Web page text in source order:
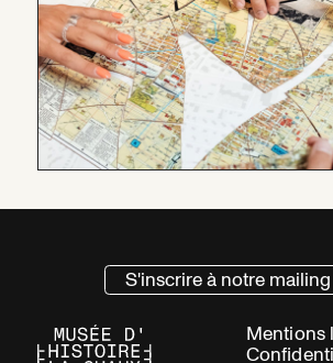
S'inscrire à notre
Mentions